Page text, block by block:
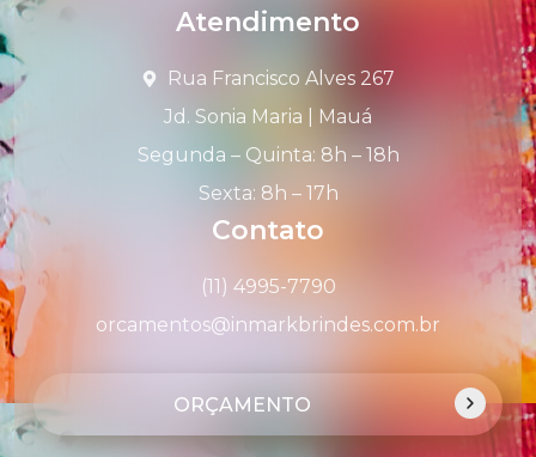
Atendimento
Rua Francisco Alves 267
Jd. Sonia Maria | Mauá
Segunda – Quinta: 8h – 18h
Sexta: 8h – 17h
Contato
(11) 4995-7790
orcamentos@inmarkbrindes.com.br
ORÇAMENTO